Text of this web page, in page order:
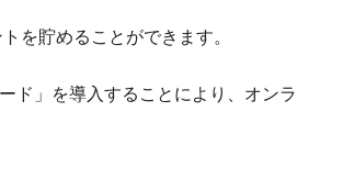
を貯めることができます。
ド」を導入することにより、オンラ